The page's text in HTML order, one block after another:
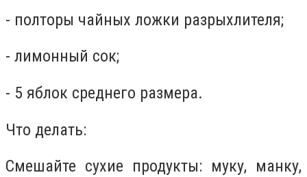
- полторы чайных ложки разрыхлителя;
- лимонный сок;
- 5 яблок среднего размера.
Что делать:
Смешайте сухие продукты: муку, манку,